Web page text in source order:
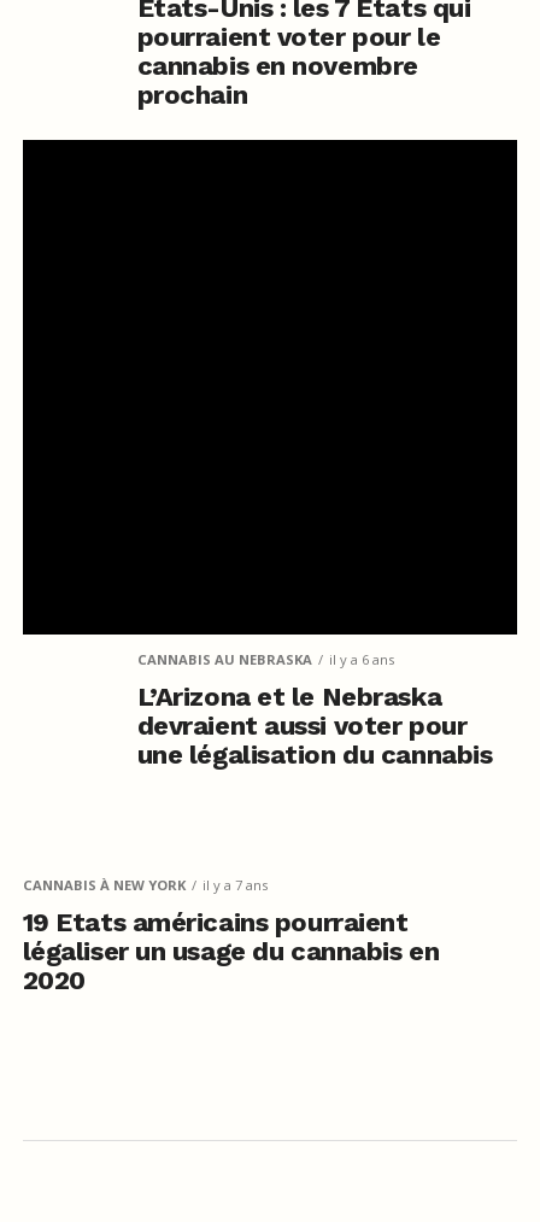
Etats-Unis : les 7 Etats qui
pourraient voter pour le
cannabis en novembre
prochain
CANNABIS AU NEBRASKA il y a 6 ans
L’Arizona et le Nebraska
devraient aussi voter pour
une légalisation du cannabis
CANNABIS À NEW YORK il y a 7 ans
19 Etats américains pourraient
légaliser un usage du cannabis en
2020